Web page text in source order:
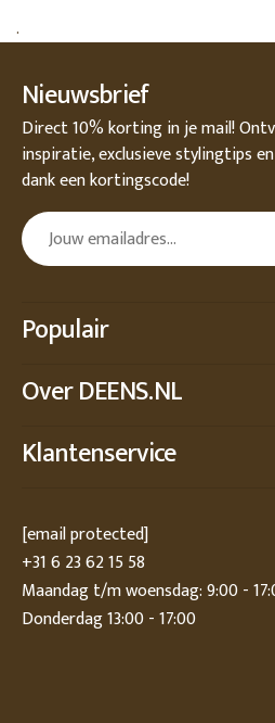
.
Nieuwsbrief
Direct 10% korting in je mail!
inspiratie, exclusieve stylingtips
dank een kortingscode!
Populair
Over DEENS.NL
Klantenservice
[email protected]
+31 6 23 62 15 58
Maandag t/m woensdag: 9:00 -
Donderdag 13:00 - 17:00